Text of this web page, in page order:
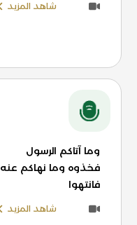
شاهد المزيد
وما آتاكم الرسول
فخذوه وما نهاكم عنه
فانتهوا
شاهد المزيد